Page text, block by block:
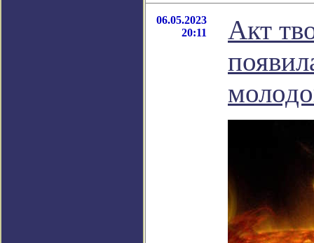
06.05.2023
20:11
Акт